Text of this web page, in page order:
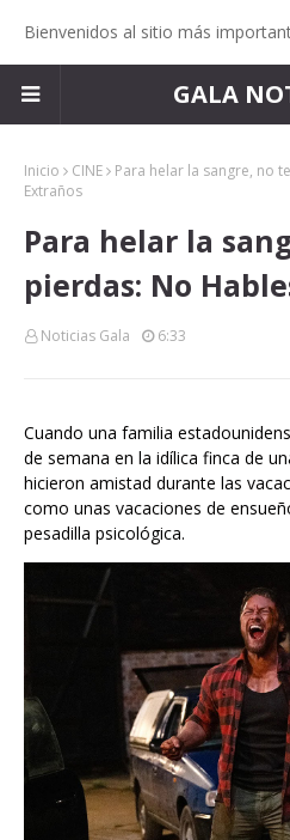
Bienvenidos al sitio más
GALA
Inicio CINE
Para helar la sangre, no
Extraños
Para helar la
pierdas: No
Noticias Gala 6:33
Cuando una familia
de semana en la idílica finca de
hicieron amistad durante las
como unas vacaciones de
pesadilla psicológica.